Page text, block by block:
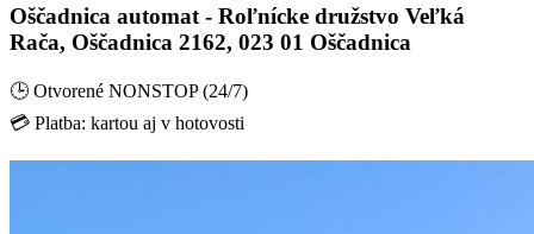
Oščadnica automat - Roľnícke družstvo Veľká
Rača, Oščadnica 2162, 023 01 Oščadnica
🕒 Otvorené NONSTOP (24/7)
💳 Platba: kartou aj v hotovosti